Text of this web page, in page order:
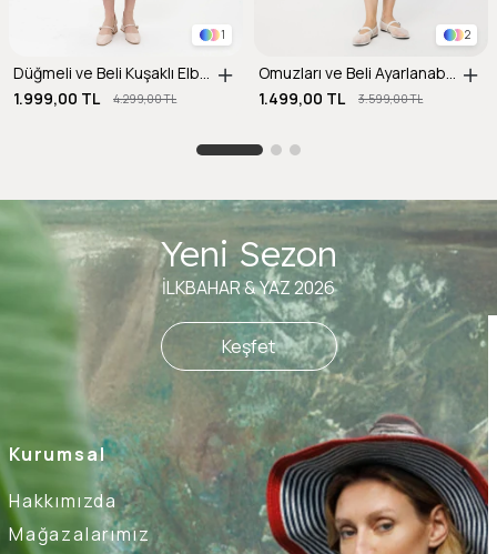
1
Düğmeli ve Beli Kuşaklı Elbise-Y.YEŞİLİ
1.999,00 TL
4.299,00 TL
2
Omuzları ve Beli Ayarlanabilir İp Detaylı Keten Elbise-MAVİ
1.499,00 TL
3.599,00 TL
Kurumsal
Hakkımızda
Mağazalarımız
Yeni Sezon
İLKBAHAR & YAZ 2026
Keşfet